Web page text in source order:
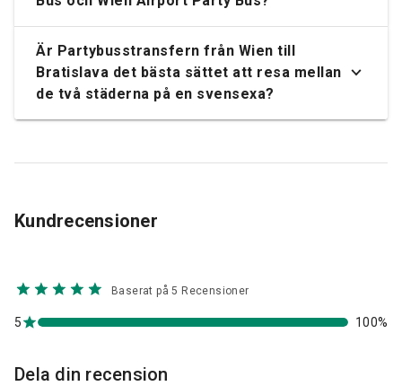
Är Partybusstransfern från Wien till
Bratislava det bästa sättet att resa mellan
de två städerna på en svensexa?
Kundrecensioner
Baserat på 5 Recensioner
5 100%
Dela din recension